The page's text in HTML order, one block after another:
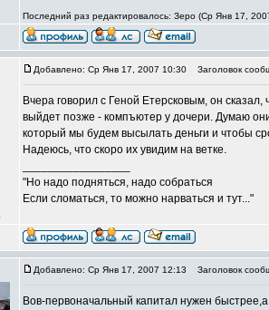
Последний раз редактировалось: Зеро (Ср Янв 17,
Добавлено: Ср Янв 17, 2007 10:30 Заголовок
Вчера говорил с Геной Етерсковым, он
выйдет позже - компъютер у дочери. Думаю
который мы будем высылать деньги и чтобы
Надеюсь, что скоро их увидим на ветке.
"Но надо подняться, надо собраться
Если сломаться, то можно нарваться и тут..."
Добавлено: Ср Янв 17, 2007 12:13 Заголовок
Вов-первоначальный капитал нужен